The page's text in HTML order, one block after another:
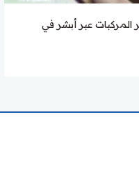
المركبات عبر أبشر في